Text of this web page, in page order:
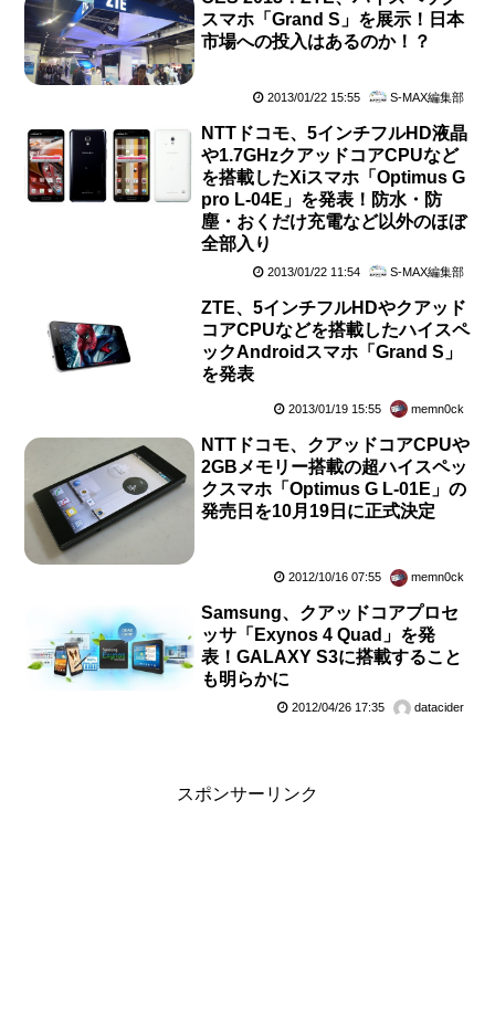
スマホ「Grand S」を展示！日本
市場への投入はあるのか！？
2013/01/22 15:55 S-MAX編集部
NTTドコモ、5インチフルHD液晶
や1.7GHzクアッドコアCPUなど
を搭載したXiスマホ「Optimus G
pro L-04E」を発表！防水・防
塵・おくだけ充電など以外のほぼ
全部入り
2013/01/22 11:54 S-MAX編集部
ZTE、5インチフルHDやクアッド
コアCPUなどを搭載したハイスペ
ックAndroidスマホ「Grand S」
を発表
2013/01/19 15:55 memn0ck
NTTドコモ、クアッドコアCPUや
2GBメモリー搭載の超ハイスペッ
クスマホ「Optimus G L-01E」の
発売日を10月19日に正式決定
2012/10/16 07:55 memn0ck
Samsung、クアッドコアプロセ
ッサ「Exynos 4 Quad」を発
表！GALAXY S3に搭載すること
も明らかに
2012/04/26 17:35 datacider
スポンサーリンク